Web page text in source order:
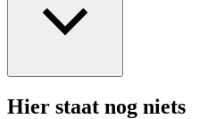
Hier staat nog niets